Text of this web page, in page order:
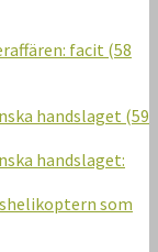
facit (58
handslaget (59
handslaget:
som